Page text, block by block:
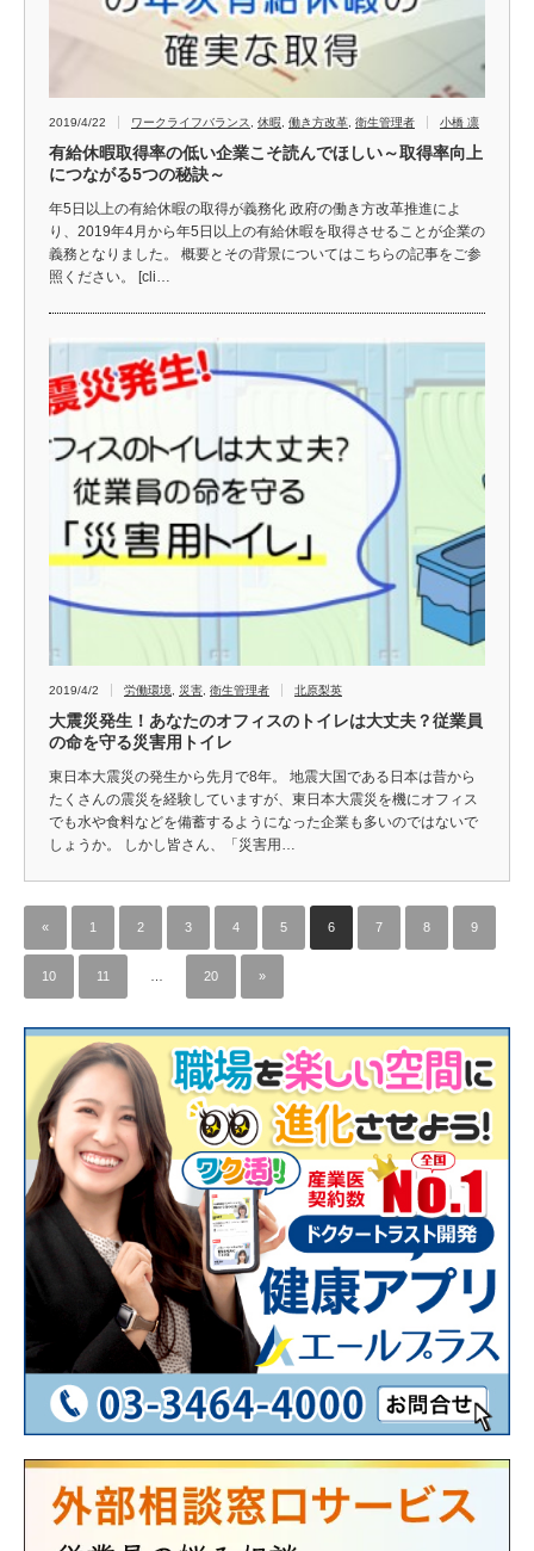
2019/4/22 ワークライフバランス 休暇 働き方改革 衛生管理者 小橋 凛
有給休暇取得率の低い企業こそ読んでほしい～取得率向上
につながる5つの秘訣～
年5日以上の有給休暇の取得が義務化 政府の働き方改革推進によ
り、2019年4月から年5日以上の有給休暇を取得させることが企業の
義務となりました。 概要とその背景についてはこちらの記事をご参
照ください。 [cli…
2019/4/2 労働環境 災害 衛生管理者 北原梨英
大震災発生！あなたのオフィスのトイレは大丈夫？従業員
の命を守る災害用トイレ
東日本大震災の発生から先月で8年。 地震大国である日本は昔から
たくさんの震災を経験していますが、東日本大震災を機にオフィス
でも水や食料などを備蓄するようになった企業も多いのではないで
しょうか。 しかし皆さん、「災害用…
« 1 2 3 4 5 6 7 8 9
10 11 20 »